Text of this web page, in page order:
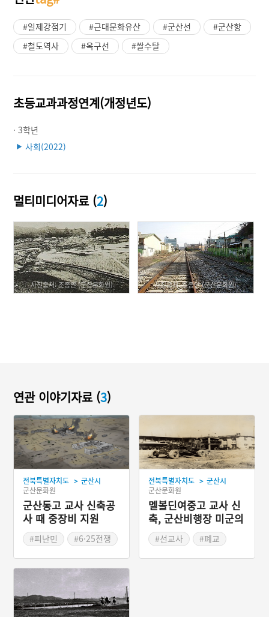
#일제강점기 #근대문화유산 #군산선
#군산항
#철도역사
#옥구선 #쌀수탈
초등교과과정연계(개정년도)
· 3학년
▶ 사회(2022)
멀티미디어자료 (2)
사진출처: 조종안 (군산문화원) 사진출처: 조종안 (군산문화원)
연관 이야기자료 (3)
전북특별자치도 > 군산시
군산문화원
군산동고 교사 신축공
사 때 중장비 지원
#피난민
#6·25전쟁
#재건
#미공군
#실업자
전북특별자치도 > 군산시
군산문화원
멜볼딘여중고 교사 신
축, 군산비행장 미군의
지원 이야기
#선교사
#폐교